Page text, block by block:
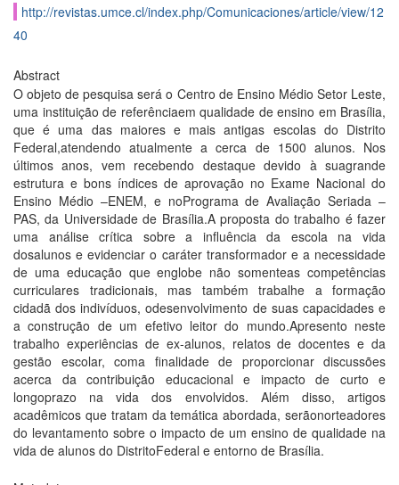
http://revistas.umce.cl/index.php/Comunicaciones/article/view/12
40
Abstract
O objeto de pesquisa será o Centro de Ensino Médio Setor Leste,
uma instituição de referênciaem qualidade de ensino em Brasília,
que é uma das maiores e mais antigas escolas do Distrito
Federal,atendendo atualmente a cerca de 1500 alunos. Nos
últimos anos, vem recebendo destaque devido à suagrande
estrutura e bons índices de aprovação no Exame Nacional do
Ensino Médio –ENEM, e noPrograma de Avaliação Seriada –
PAS, da Universidade de Brasília.A proposta do trabalho é fazer
uma análise crítica sobre a influência da escola na vida
dosalunos e evidenciar o caráter transformador e a necessidade
de uma educação que englobe não somenteas competências
curriculares tradicionais, mas também trabalhe a formação
cidadã dos indivíduos, odesenvolvimento de suas capacidades e
a construção de um efetivo leitor do mundo.Apresento neste
trabalho experiências de ex-alunos, relatos de docentes e da
gestão escolar, coma finalidade de proporcionar discussões
acerca da contribuição educacional e impacto de curto e
longoprazo na vida dos envolvidos. Além disso, artigos
acadêmicos que tratam da temática abordada, serãonorteadores
do levantamento sobre o impacto de um ensino de qualidade na
vida de alunos do DistritoFederal e entorno de Brasília.